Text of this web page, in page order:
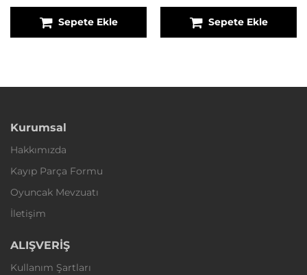
Sepete Ekle Sepete Ekle
Kurumsal
Hakkımızda
Kayıp Parça Formu
Oyuncak Mevzuatı
İletişim
ALIŞVERİŞ
Kullanım Şartları